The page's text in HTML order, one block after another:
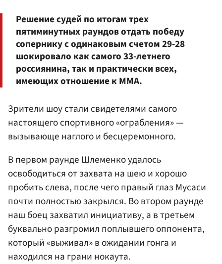
Решение судей по итогам трех
пятиминутных раундов отдать победу
сопернику с одинаковым счетом 29-28
шокировало как самого 33-летнего
россиянина, так и практически всех,
имеющих отношение к ММА.
Зрители шоу стали свидетелями самого
настоящего спортивного «ограбления» —
вызывающе наглого и бесцеремонного.
В первом раунде Шлеменко удалось
освободиться от захвата на шею и хорошо
пробить слева, после чего правый глаз Мусаси
почти полностью закрылся. Во втором раунде
наш боец захватил инициативу, а в третьем
буквально разгромил поплывшего оппонента,
который «выживал» в ожидании гонга и
находился на грани нокаута.